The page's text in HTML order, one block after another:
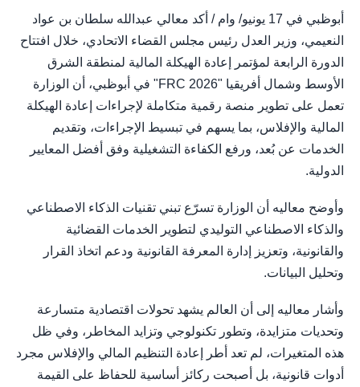
أبوظبي في 17 يونيو/ وام / أكد معالي عبدالله سلطان بن عواد
النعيمي، وزير العدل رئيس مجلس القضاء الاتحادي، خلال افتتاح
الدورة الرابعة لمؤتمر إعادة الهيكلة المالية لمنطقة الشرق
الأوسط وشمال أفريقيا "FRC 2026" في أبوظبي، أن الوزارة
تعمل على تطوير منصة رقمية متكاملة لإجراءات إعادة الهيكلة
المالية والإفلاس، بما يسهم في تبسيط الإجراءات، وتقديم
الخدمات عن بُعد، ورفع الكفاءة التشغيلية وفق أفضل المعايير
الدولية.
وأوضح معاليه أن الوزارة تسرّع تبني تقنيات الذكاء الاصطناعي
والذكاء الاصطناعي التوليدي لتطوير الخدمات القضائية
والقانونية، وتعزيز إدارة المعرفة القانونية ودعم اتخاذ القرار
وتحليل البيانات.
وأشار معاليه إلى أن العالم يشهد تحولات اقتصادية متسارعة
وتحديات متزايدة، وتطور تكنولوجي وتزايد المخاطر، وفي ظل
هذه المتغيرات، لم تعد أطر إعادة التنظيم المالي والإفلاس مجرد
أدوات قانونية، بل أصبحت ركائز أساسية للحفاظ على القيمة